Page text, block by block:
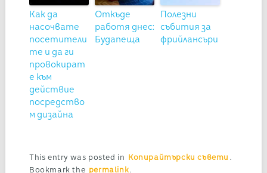
Как да
насочвате
посетители
те и да ги
провокират
е към
действие
посредство
м дизайна
Откъде
работя днес:
Будапеща
Полезни
събития за
фрийлансъри
This entry was posted in Копирайтърски съвети .
Bookmark the permalink.